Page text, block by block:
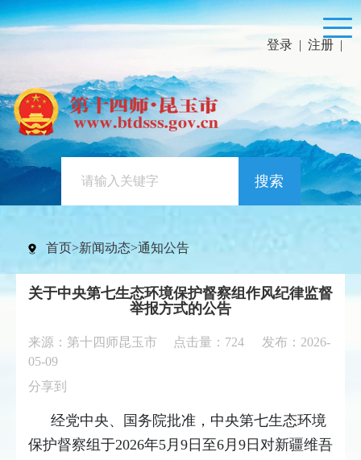
登录 | 注册 |
搜索
首页>新闻动态>通知公告
关于中央第七生态环境保护督察组作风纪律监督
举报方式的公告
来源：第十四师昆玉市 点击量： 724
发布：2026-
05-09
分享到
经党中央、国务院批准，中央第七生态环境
保护督察组于2026年5月9日至6月9日对新疆维吾